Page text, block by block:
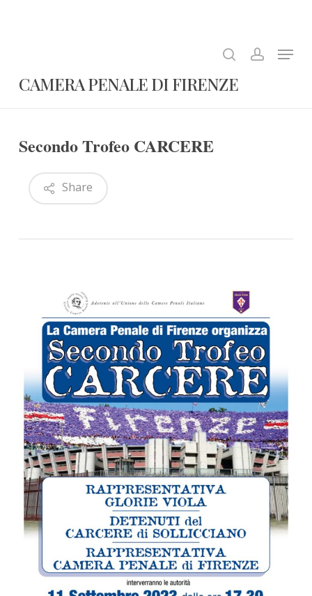
CAMERA PENALE DI FIRENZE
Menu
Secondo Trofeo CARCERE
Share
Menu